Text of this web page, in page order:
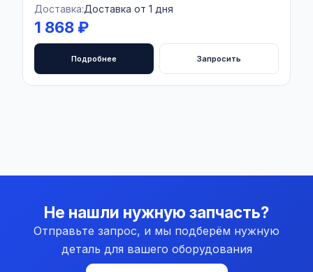
Доставка:Доставка от 1 дня
1 868 ₽
Подробнее Запросить
Не нашли нужную запчасть?
Отправьте запрос, и мы подберём нужную
деталь для вашего оборудования